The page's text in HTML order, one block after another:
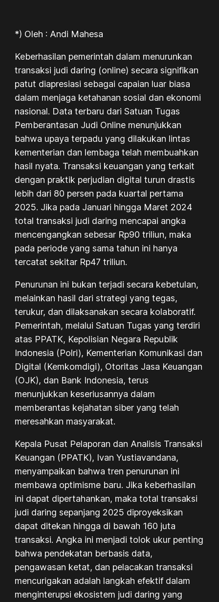
*) Oleh : Andi Mahesa
Keberhasilan pemerintah dalam menurunkan
transaksi judi daring (online) secara signifikan
patut diapresiasi sebagai capaian luar biasa
dalam menjaga ketahanan sosial dan ekonomi
nasional. Data terbaru dari Satuan Tugas
Pemberantasan Judi Online menunjukkan
bahwa upaya terpadu yang dilakukan lintas
kementerian dan lembaga telah membuahkan
hasil nyata. Transaksi keuangan yang terkait
dengan praktik perjudian digital turun drastis
lebih dari 80 persen pada kuartal pertama
2025. Jika pada Januari hingga Maret 2024
total transaksi judi daring mencapai angka
mencengangkan sebesar Rp90 triliun, maka
pada periode yang sama tahun ini hanya
tercatat sekitar Rp47 triliun.
Penurunan ini bukan terjadi secara kebetulan,
melainkan hasil dari strategi yang tegas,
terukur, dan dilaksanakan secara kolaboratif.
Pemerintah, melalui Satuan Tugas yang terdiri
atas PPATK, Kepolisian Negara Republik
Indonesia (Polri), Kementerian Komunikasi dan
Digital (Kemkomdigi), Otoritas Jasa Keuangan
(OJK), dan Bank Indonesia, terus
menunjukkan keseriusannya dalam
memberantas kejahatan siber yang telah
meresahkan masyarakat.
Kepala Pusat Pelaporan dan Analisis Transaksi
Keuangan (PPATK), Ivan Yustiavandana,
menyampaikan bahwa tren penurunan ini
membawa optimisme baru. Jika keberhasilan
ini dapat dipertahankan, maka total transaksi
judi daring sepanjang 2025 diproyeksikan
dapat ditekan hingga di bawah 160 juta
transaksi. Angka ini menjadi tolok ukur penting
bahwa pendekatan berbasis data,
pengawasan ketat, dan pelacakan transaksi
mencurigakan adalah langkah efektif dalam
menginterupsi ekosistem judi daring yang